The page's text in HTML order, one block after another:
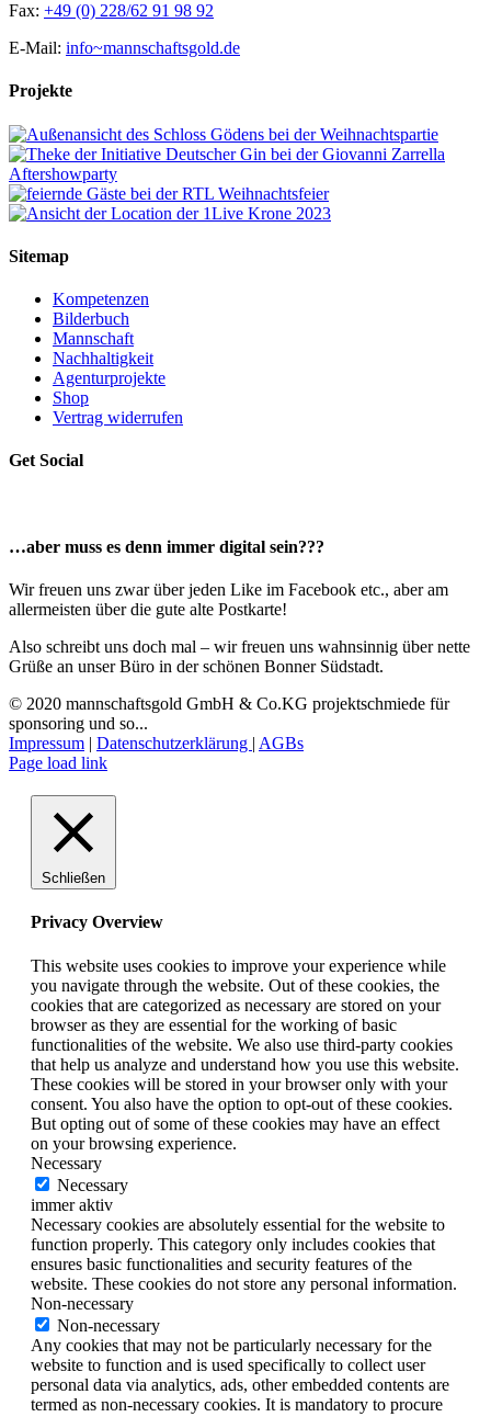
Fax: +49 (0) 228/62 91 98 92
E-Mail: info~mannschaftsgold.de
Projekte
Sitemap
Kompetenzen
Bilderbuch
Mannschaft
Nachhaltigkeit
Agenturprojekte
Shop
Vertrag widerrufen
Get Social
…aber muss es denn immer digital sein???
Wir freuen uns zwar über jeden Like im Facebook etc., aber am
allermeisten über die gute alte Postkarte!
Also schreibt uns doch mal – wir freuen uns wahnsinnig über nette
Grüße an unser Büro in der schönen Bonner Südstadt.
© 2020 mannschaftsgold GmbH & Co.KG projektschmiede für
sponsoring und so...
Impressum | Datenschutzerklärung | AGBs
Facebook
Instagram
LinkedIn
E-
Page load link
Schließen
Privacy Overview
This website uses cookies to improve your experience while
you navigate through the website. Out of these cookies, the
cookies that are categorized as necessary are stored on your
browser as they are essential for the working of basic
functionalities of the website. We also use third-party cookies
that help us analyze and understand how you use this website.
These cookies will be stored in your browser only with your
consent. You also have the option to opt-out of these cookies.
But opting out of some of these cookies may have an effect
on your browsing experience.
Necessary
Necessary
immer aktiv
Necessary cookies are absolutely essential for the website to
function properly. This category only includes cookies that
ensures basic functionalities and security features of the
website. These cookies do not store any personal information.
Non-necessary
Non-necessary
Any cookies that may not be particularly necessary for the
website to function and is used specifically to collect user
personal data via analytics, ads, other embedded contents are
termed as non-necessary cookies. It is mandatory to procure